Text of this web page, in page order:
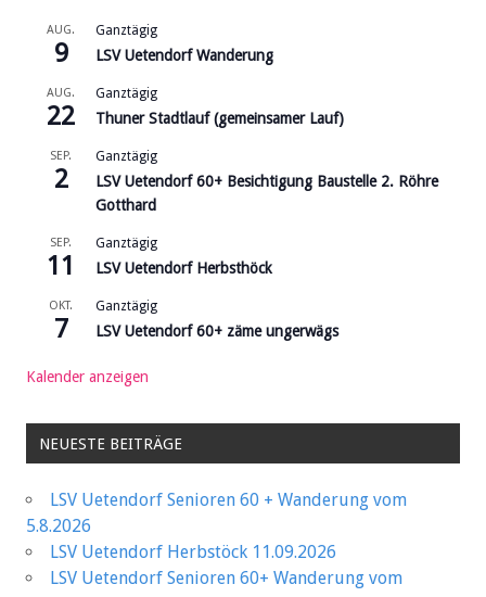
AUG.
9
Ganztägig
LSV Uetendorf Wanderung
AUG.
22
Ganztägig
Thuner Stadtlauf (gemeinsamer Lauf)
SEP.
2
Ganztägig
LSV Uetendorf 60+ Besichtigung Baustelle 2. Röhre
Gotthard
SEP.
11
Ganztägig
LSV Uetendorf Herbsthöck
OKT.
7
Ganztägig
LSV Uetendorf 60+ zäme ungerwägs
Kalender anzeigen
NEUESTE BEITRÄGE
LSV Uetendorf Senioren 60 + Wanderung vom
5.8.2026
LSV Uetendorf Herbstöck 11.09.2026
LSV Uetendorf Senioren 60+ Wanderung vom